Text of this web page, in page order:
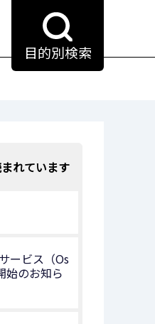
目的別検索
れています
ービス（Os
始のお知ら